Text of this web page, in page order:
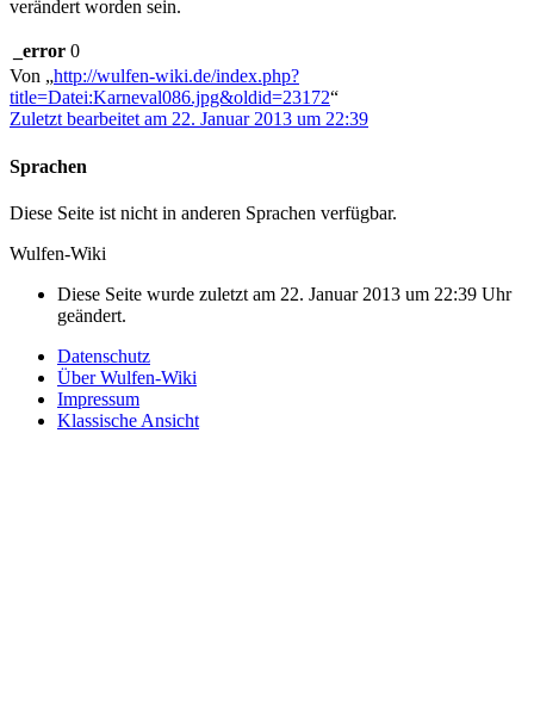
verändert worden sein.
_error 0
Von „http://wulfen-wiki.de/index.php?
title=Datei:Karneval086.jpg&oldid=23172“
Zuletzt bearbeitet am 22. Januar 2013 um 22:39
Sprachen
Diese Seite ist nicht in anderen Sprachen verfügbar.
Wulfen-Wiki
Diese Seite wurde zuletzt am 22. Januar 2013 um 22:39 Uhr
geändert.
Datenschutz
Über Wulfen-Wiki
Impressum
Klassische Ansicht